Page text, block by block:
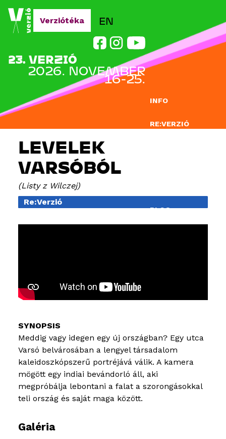
Jump to navigation
INFO
RE:VERZIÓ
BLOG
EN
23. VERZIÓ
2026. NOVEMBER
16-25.
Verziótéka
LEVELEK
VARSÓBÓL
Listy z Wilczej
Re:Verzió
Meddig vagy idegen egy új országban? Egy utca
Varsó belvárosában a lengyel társadalom
kaleidoszkópszerű portréjává válik. A kamera
mögött egy indiai bevándorló áll, aki
megpróbálja lebontani a falat a szorongásokkal
teli ország és saját maga között.
Galéria